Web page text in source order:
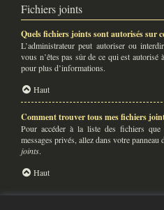
Fichiers joints
Quels fichiers joints sont autorisés sur
L’administrateur peut autoriser ou
vous n’êtes pas sûr de ce qui est autorisé
pour plus d’informations.
Haut
Comment trouver tous mes fichiers
Pour accéder à la liste des fichiers
messages privés, allez dans votre panneau
joints.
Haut